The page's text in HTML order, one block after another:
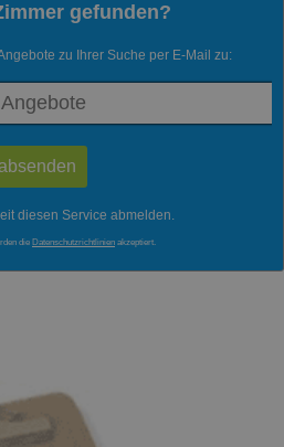
gefunden?
zu Ihrer Suche per E-Mail zu:
diesen Service abmelden.
die Datenschutzrichtlinien akzeptiert.